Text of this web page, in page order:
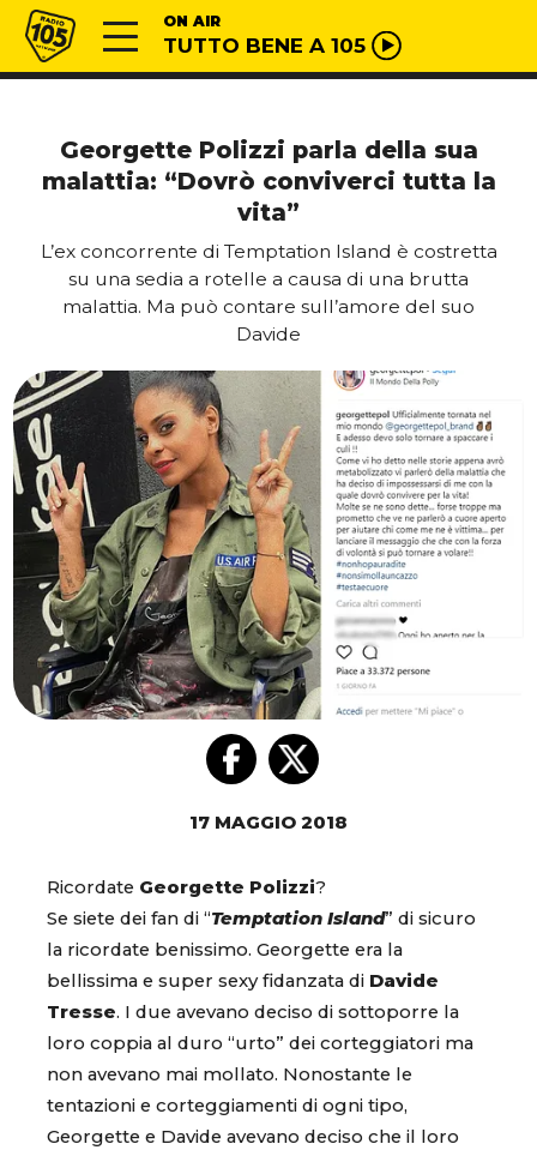
Vai al contenuto
Radio 105 ON AIR
TUTTO BENE A 105
Georgette Polizzi parla della sua
malattia: “Dovrò conviverci tutta la
vita”
L’ex concorrente di Temptation Island è costretta
su una sedia a rotelle a causa di una brutta
malattia. Ma può contare sull’amore del suo
Davide
17 MAGGIO 2018
Ricordate Georgette Polizzi?
Se siete dei fan di “Temptation Island” di sicuro
la ricordate benissimo. Georgette era la
bellissima e super sexy fidanzata di Davide
Tresse. I due avevano deciso di sottoporre la
loro coppia al duro “urto” dei corteggiatori ma
non avevano mai mollato. Nonostante le
tentazioni e corteggiamenti di ogni tipo,
Georgette e Davide avevano deciso che il loro